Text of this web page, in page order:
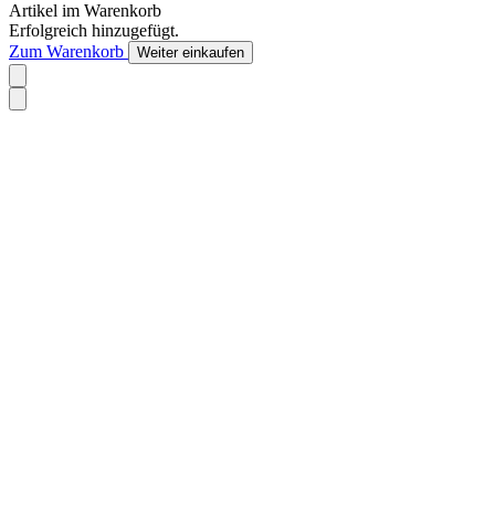
Artikel im Warenkorb
Erfolgreich hinzugefügt.
Zum Warenkorb
Weiter einkaufen